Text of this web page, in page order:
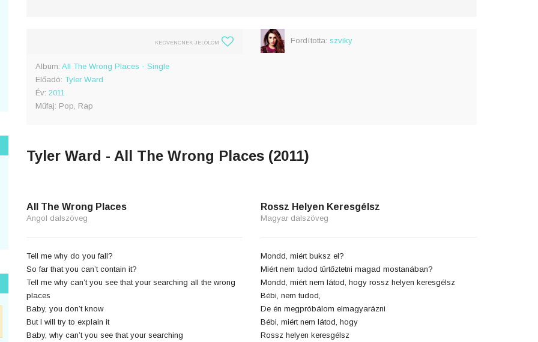
KEDVENCNEK JELÖLÖM
Album: All The Wrong Places - Single
Előadó: Tyler Ward
Év: 2011
Műfaj: Pop, Rap
Fordította: szviky
Tyler Ward - All The Wrong Places (2011)
All The Wrong Places
Angol dalszöveg
Tell me why do you fall?
So far that you can’t contain it?
Tell me why can’t you see that your searching all the wrong
places
Baby, you don’t know
But I will try to explain it
Baby, why can’t you see that your searching
Rossz Helyen Keresgélsz
Magyar dalszöveg
Mondd, miért buksz el?
Miért nem tudod türtőztetni magad mostanában?
Mondd, miért nem látod, hogy rossz helyen keresgélsz
Bébi, nem tudod,
De én megpróbálom elmagyarázni
Bébi, miért nem látod, hogy
Rossz helyen keresgélsz